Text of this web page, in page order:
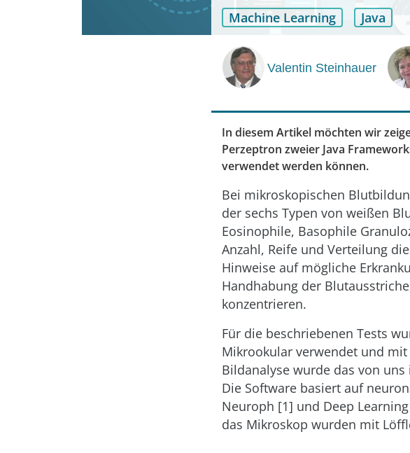
Machine Learning Java
Valentin Steinhauer
In diesem Artikel möchten wir
Perzeptron zweier Java
verwendet werden können.
Bei mikroskopischen
der sechs Typen von weißen
Eosinophile, Basophile
Anzahl, Reife und Verteilung
Hinweise auf mögliche
Handhabung der
konzentrieren.
Für die beschriebenen Tests
Mikrookular verwendet und
Bildanalyse wurde das von
Die Software basiert auf
Neuroph [1] und Deep Learning
das Mikroskop wurden mit